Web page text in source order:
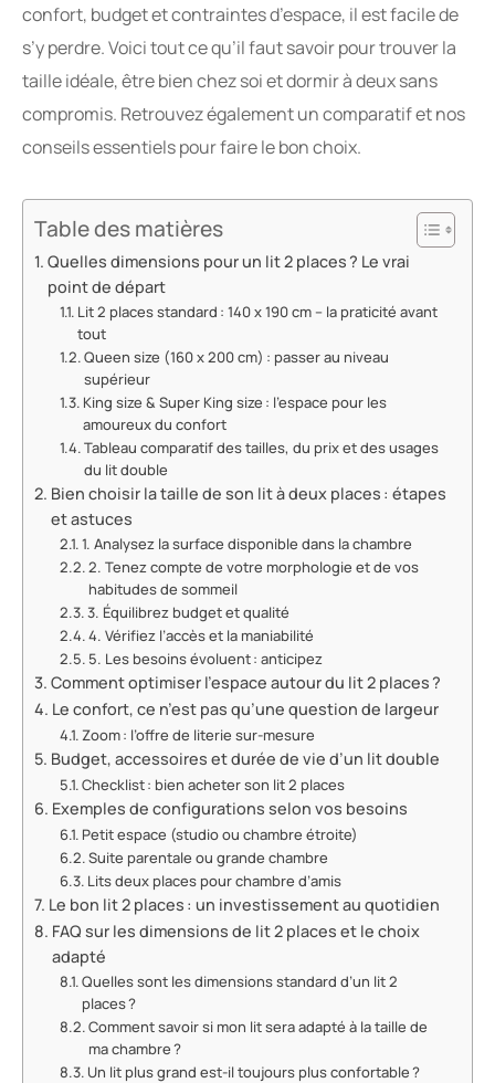
confort, budget et contraintes d’espace, il est facile de
s’y perdre. Voici tout ce qu’il faut savoir pour trouver la
taille idéale, être bien chez soi et dormir à deux sans
compromis. Retrouvez également un comparatif et nos
conseils essentiels pour faire le bon choix.
Table des matières
Quelles dimensions pour un lit 2 places ? Le vrai
point de départ
Lit 2 places standard : 140 x 190 cm – la praticité avant
tout
Queen size (160 x 200 cm) : passer au niveau
supérieur
King size & Super King size : l’espace pour les
amoureux du confort
Tableau comparatif des tailles, du prix et des usages
du lit double
Bien choisir la taille de son lit à deux places : étapes
et astuces
1. Analysez la surface disponible dans la chambre
2. Tenez compte de votre morphologie et de vos
habitudes de sommeil
3. Équilibrez budget et qualité
4. Vérifiez l’accès et la maniabilité
5. Les besoins évoluent : anticipez
Comment optimiser l’espace autour du lit 2 places ?
Le confort, ce n’est pas qu’une question de largeur
Zoom : l’offre de literie sur-mesure
Budget, accessoires et durée de vie d’un lit double
Checklist : bien acheter son lit 2 places
Exemples de configurations selon vos besoins
Petit espace (studio ou chambre étroite)
Suite parentale ou grande chambre
Lits deux places pour chambre d’amis
Le bon lit 2 places : un investissement au quotidien
FAQ sur les dimensions de lit 2 places et le choix
adapté
Quelles sont les dimensions standard d’un lit 2
places ?
Comment savoir si mon lit sera adapté à la taille de
ma chambre ?
Un lit plus grand est-il toujours plus confortable ?